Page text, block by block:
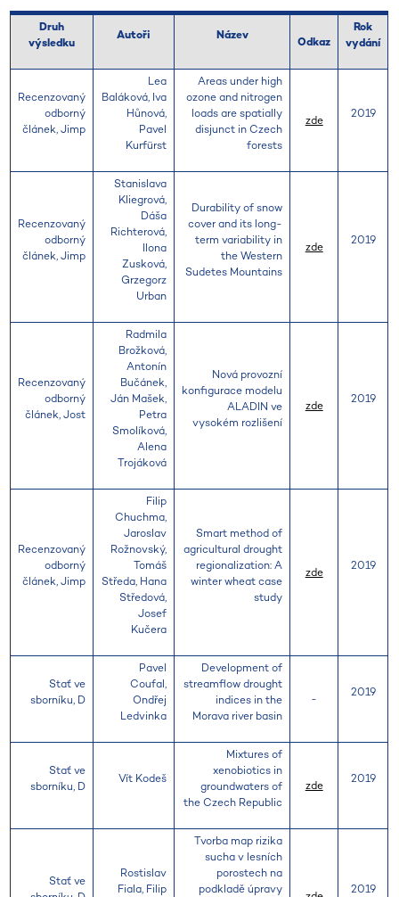
Druh
výsledku
Autoři Název Odkaz
Rok
vydání
Recenzovaný
odborný
článek, Jimp
Lea
Baláková, Iva
Hůnová,
Pavel
Kurfürst
Areas under high
ozone and nitrogen
loads are spatially
disjunct in Czech
forests
zde 2019
Recenzovaný
odborný
článek, Jimp
Stanislava
Kliegrová,
Dáša
Richterová,
Ilona
Zusková,
Grzegorz
Urban
Durability of snow
cover and its long-
term variability in
the Western
Sudetes Mountains
zde 2019
Recenzovaný
odborný
článek, Jost
Radmila
Brožková,
Antonín
Bučánek,
Ján Mašek,
Petra
Smolíková,
Alena
Trojáková
Nová provozní
konfigurace modelu
ALADIN ve
vysokém rozlišení
zde 2019
Recenzovaný
odborný
článek, Jimp
Filip
Chuchma,
Jaroslav
Rožnovský,
Tomáš
Středa, Hana
Středová,
Josef
Kučera
Smart method of
agricultural drought
regionalization: A
winter wheat case
study
zde 2019
Stať ve
sborníku, D
Pavel
Coufal,
Ondřej
Ledvinka
Development of
streamflow drought
indices in the
Morava river basin
- 2019
Stať ve
sborníku, D
Vít Kodeš
Mixtures of
xenobiotics in
groundwaters of
the Czech Republic
zde 2019
Stať ve
Rostislav
Fiala, Filip
Tvorba map rizika
sucha v lesních
porostech na
podkladě úpravy
2019